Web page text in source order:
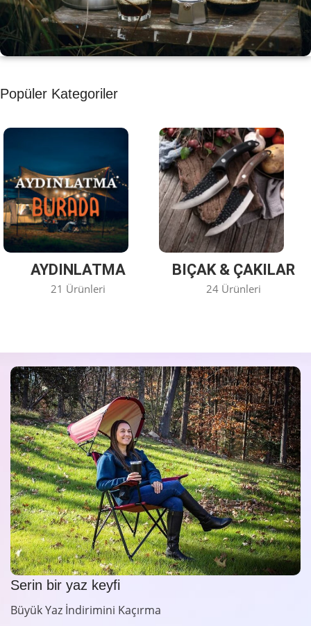
KAHVE KEYFİ
Kahvemizi Denediniz mi ?
Keşfet
Popüler Kategoriler
AYDINLATMA
21 Ürünleri
BIÇAK & ÇAKILAR
24 Ürünleri
Serin bir yaz keyfi
Büyük Yaz İndirimini Kaçırma